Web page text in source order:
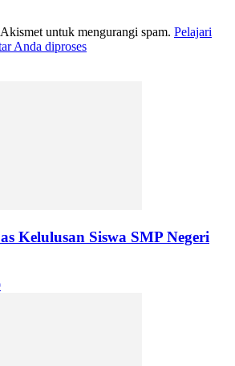
untuk mengurangi spam. Pelajari
Anda diproses
Kelulusan Siswa SMP Negeri